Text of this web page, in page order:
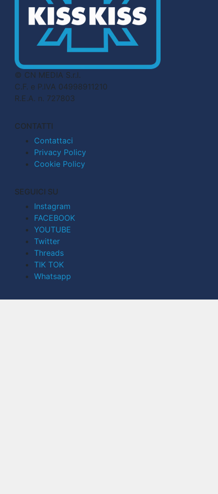
© CN MEDIA S.r.l.
C.F. e P.IVA 04998911210
R.E.A. n. 727803
CONTATTI
Contattaci
Privacy Policy
Cookie Policy
SEGUICI SU
Instagram
FACEBOOK
YOUTUBE
Twitter
Threads
TIK TOK
Whatsapp